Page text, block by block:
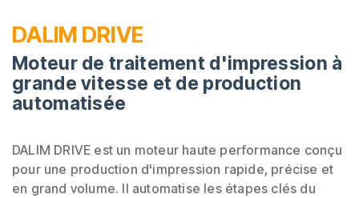
DALIM DRIVE
Moteur de traitement d'impression à
grande vitesse et de production
automatisée
DALIM DRIVE est un moteur haute performance conçu
pour une production d'impression rapide, précise et
en grand volume. Il automatise les étapes clés du